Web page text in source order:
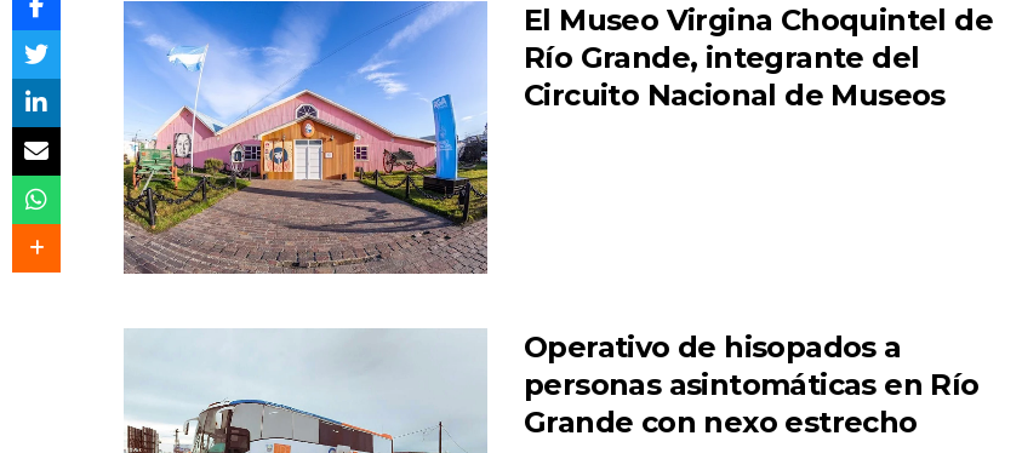
El Museo Virgina Choquintel de
Río Grande, integrante del
Circuito Nacional de Museos
Operativo de hisopados a
personas asintomáticas en Río
Grande con nexo estrecho